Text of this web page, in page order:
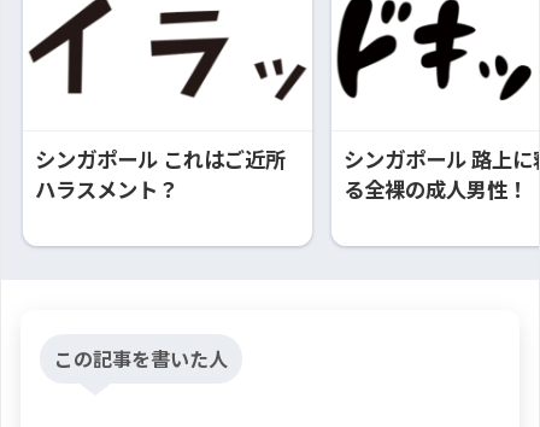
シンガポール これはご近所
ハラスメント？
シンガポール 路上に
る全裸の成人男性！
この記事を書いた人